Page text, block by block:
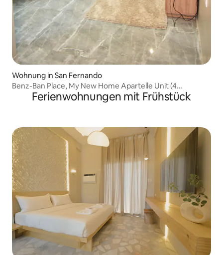
Wohnung in San Fernando
Benz-Ban Place, My New Home Apartelle Unit (4
Personen)Ferienwohnungen mit Frühstück